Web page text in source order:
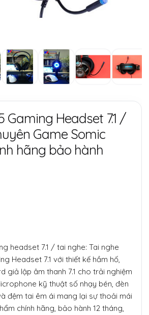
Gaming Headset 7.1 /
Game Somic
hãng bảo hành
headset 7.1 / tai nghe: Tai nghe
Headset 7.1 với thiết kế hầm hố,
giả lập âm thanh 7.1 cho trải nghiệm
kỹ thuật số nhạy bén, đèn
đệm tai êm ái mang lại sự thoải mái
chính hãng, bảo hành 12 tháng,